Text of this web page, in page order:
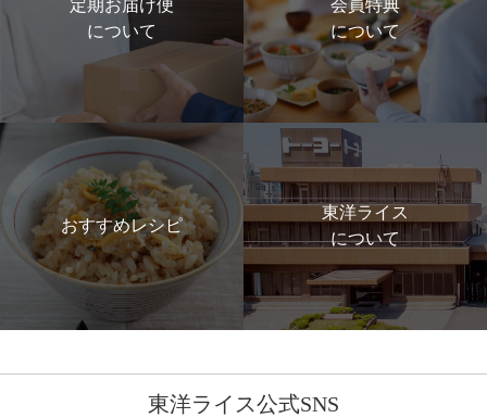
定期お届け便
について
会員特典
について
おすすめレシピ
東洋ライス
について
東洋ライス公式SNS